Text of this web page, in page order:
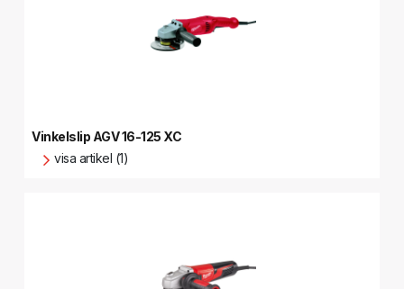
Vinkelslip AGV 16-125 XC
visa artikel (1)